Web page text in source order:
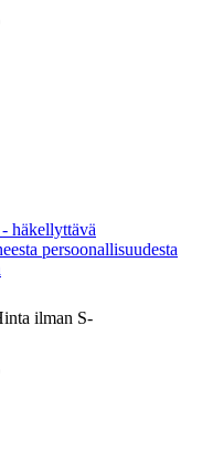
häkellyttävä
persoonallisuudesta
ilman S-